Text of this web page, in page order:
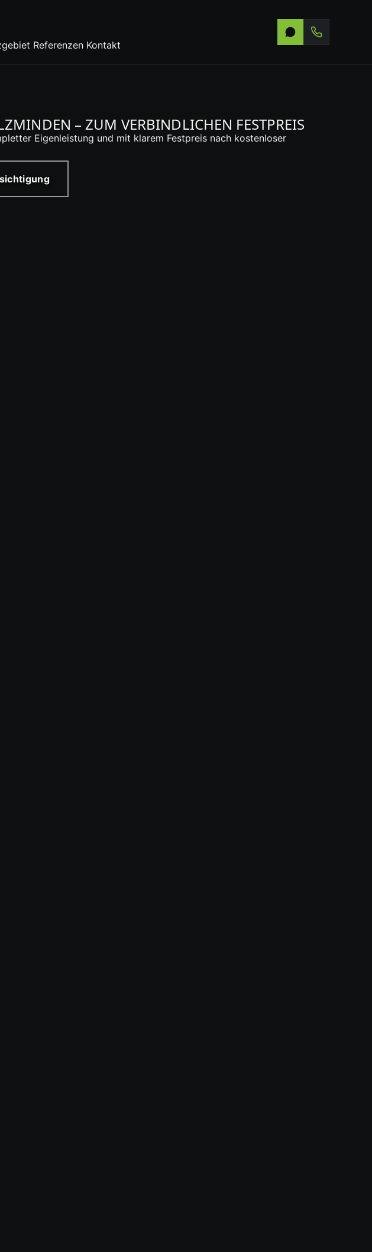
Referenzen Kontakt
– ZUM VERBINDLICHEN FESTPREIS
Eigenleistung und mit klarem Festpreis nach kostenloser